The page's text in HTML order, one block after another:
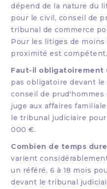
dépend de la nature du
pour le civil, conseil de
tribunal de commerce
Pour les litiges de
proximité est compétent.
Faut-il obligatoirement
pas obligatoire devant
conseil de
juge aux affaires
le tribunal judiciaire
000 €.
Combien de temps
varient
un référé, 6 à 18 mois
devant le tribunal